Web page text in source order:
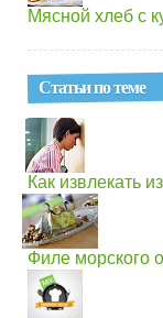
Мясной хлеб с
Статьи по теме
Как извлекать
Филе морского